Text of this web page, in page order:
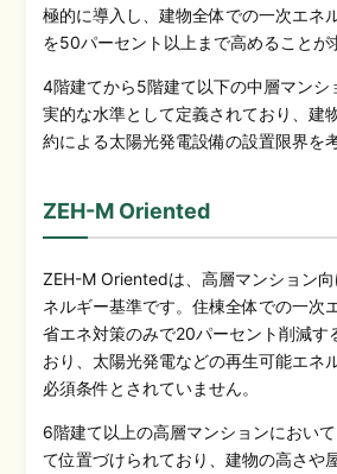
極的に導入し、建物全体での一次エネ
を50パーセント以上まで高めることが
4階建てから5階建て以下の中層マンシ
実的な水準として定義されており、建
約による太陽光発電設備の設置限界を
ZEH-M Oriented
ZEH-M Orientedは、高層マンション
ネルギー基準です。住棟全体での一次
省エネ対策のみで20パーセント削減す
おり、太陽光発電などの再生可能エネ
必須条件とされていません。
6階建て以上の高層マンションにおい
て位置づけられており、建物の高さや